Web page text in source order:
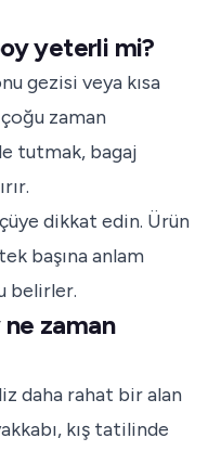
yeterli mi?
gezisi veya kısa
zaman
tutmak, bagaj
dikkat edin. Ürün
başına anlam
belirler.
zaman
daha rahat bir alan
kış tatilinde